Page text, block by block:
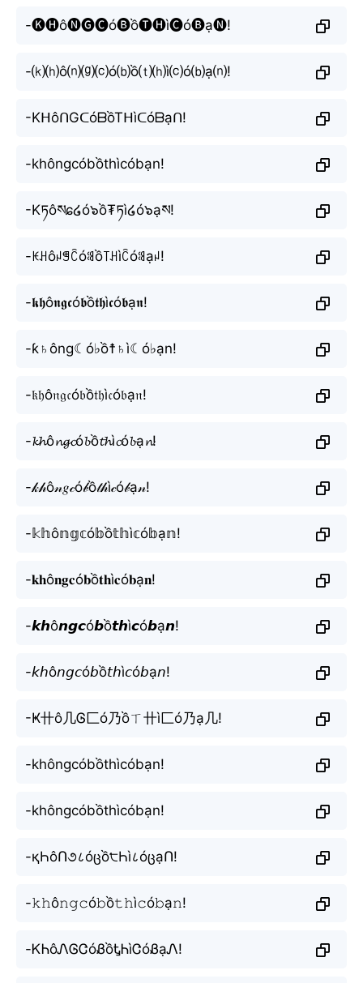
-🅚🅗ô🅝🅖🅒ó🅑ồ🅣🅗ì🅒ó🅑ạ🅝!
-⒦⒣ô⒩⒢⒞ó⒝ồ⒯⒣ì⒞ó⒝ạ⒩!
-KᕼôᑎGᑕóᗷồTᕼìᑕóᗷạᑎ!
-khôngcóbồthìcóbạn!
-Kཏôསɕ໒ó๖ồ₮ཏì໒ó๖ạས!
-ꀘꃅôꈤꁅꉓóꌃồ꓄ꃅìꉓóꌃạꈤ!
-𝖐𝖍ô𝖓𝖌𝖈ó𝖇ồ𝖙𝖍ì𝖈ó𝖇ạ𝖓!
-ƙ♄ông☾ó♭ồ☨♄ì☾ó♭ạn!
-𝔨𝔥ô𝔫𝔤𝔠ó𝔟ồ𝔱𝔥ì𝔠ó𝔟ạ𝔫!
-𝓴𝓱ô𝓷𝓰𝓬ó𝓫ồ𝓽𝓱ì𝓬ó𝓫ạ𝓷!
-𝓀𝒽ô𝓃𝑔𝒸ó𝒷ồ𝓉𝒽ì𝒸ó𝒷ạ𝓃!
-𝕜𝕙ô𝕟𝕘𝕔ó𝕓ồ𝕥𝕙ì𝕔ó𝕓ạ𝕟!
-𝐤𝐡ô𝐧𝐠𝐜ó𝐛ồ𝐭𝐡ì𝐜ó𝐛ạ𝐧!
-𝙠𝙝ô𝙣𝙜𝙘ó𝙗ồ𝙩𝙝ì𝙘ó𝙗ạ𝙣!
-𝘬𝘩ô𝘯𝘨𝘤ó𝘣ồ𝘵𝘩ì𝘤ó𝘣ạ𝘯!
-Ҝ卄ô几Ꮆ匚ó乃ồㄒ卄ì匚ó乃ạ几!
-khôngcóbồthìcóbạn!
-khôngcóbồthìcóbạn!
-қҺôՈ૭८óცồ੮Һì८óცạՈ!
-𝚔𝚑ô𝚗𝚐𝚌ó𝚋ồ𝚝𝚑ì𝚌ó𝚋ạ𝚗!
-ᏦᏂôᏁᎶᏣóᏰồᎿᏂìᏣóᏰạᏁ!